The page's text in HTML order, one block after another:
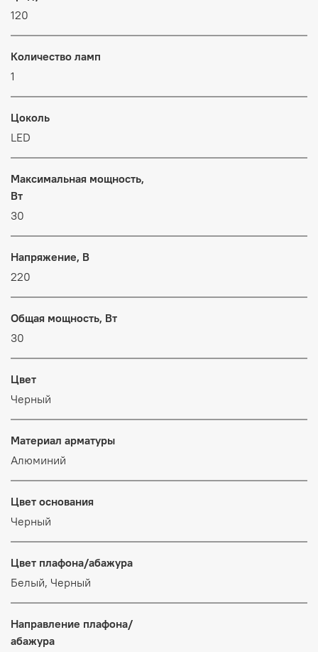
120
Количество ламп
1
Цоколь
LED
Максимальная мощность,
Вт
30
Напряжение, В
220
Общая мощность, Вт
30
Цвет
Черный
Материал арматуры
Алюминий
Цвет основания
Черный
Цвет плафона/абажура
Белый, Черный
Направление плафона/
абажура